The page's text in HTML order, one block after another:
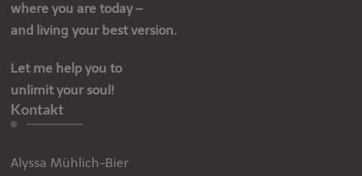
where you are today –
and living your best version.
Let me help you to
unlimit your soul!
Kontakt
Alyssa Mühlich-Bier